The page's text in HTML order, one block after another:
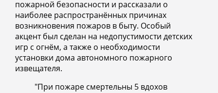
пожарной безопасности и рассказали о
наиболее распространённых причинах
возникновения пожаров в быту. Особый
акцент был сделан на недопустимости детских
игр с огнём, а также о необходимости
установки дома автономного пожарного
извещателя.
"При пожаре смертельны 5 вдохов